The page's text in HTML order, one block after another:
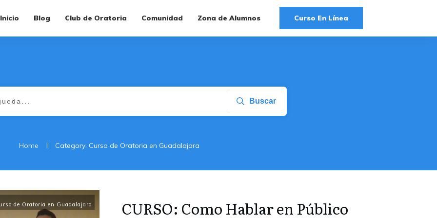
Inicio Blog Club de Oratoria Comunidad Zona de Alumnos Curso En Línea
Buscar
Home | Category: Curso de Oratoria en Guadalajara
de Oratoria en Guadalajara
CURSO: Como Hablar en Público